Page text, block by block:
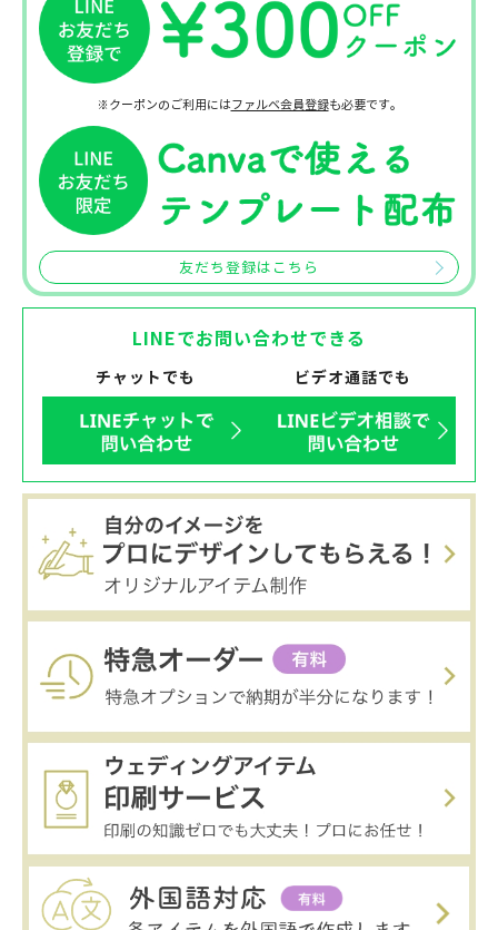
※クーポンのご利用にはファルベ会員登録も必要です。
友だち登録はこちら
LINEでお問い合わせできる
チャットでも ビデオ通話でも